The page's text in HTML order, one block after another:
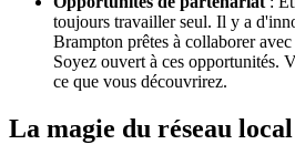
toujours travailler seul. Il y a
Brampton prêtes à collaborer
Soyez ouvert à ces opportunités.
ce que vous découvrirez.
La magie du réseau local